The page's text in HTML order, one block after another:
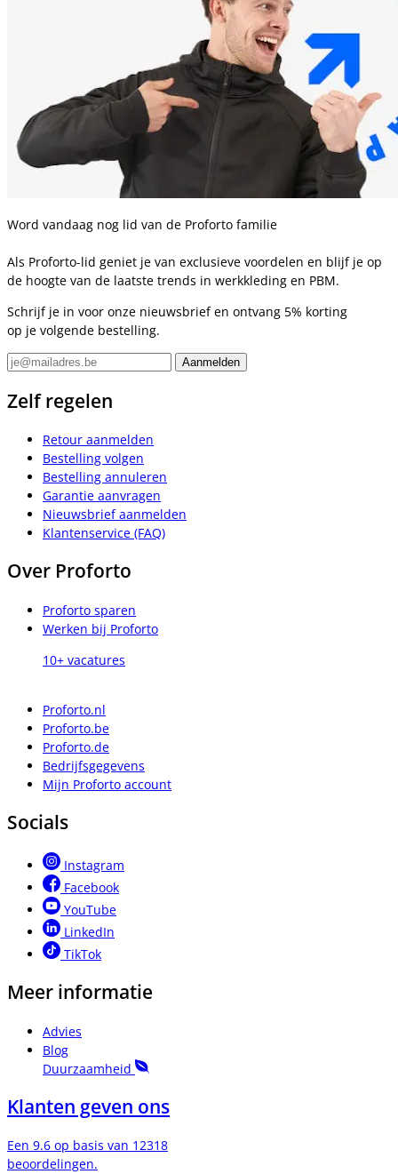
Word vandaag nog lid van de Proforto familie
Als Proforto-lid geniet je van exclusieve voordelen en blijf je op
de hoogte van de laatste trends in werkkleding en PBM.
Schrijf je in voor onze nieuwsbrief en ontvang 5% korting
op je volgende bestelling.
Zelf regelen
Retour aanmelden
Bestelling volgen
Bestelling annuleren
Garantie aanvragen
Nieuwsbrief aanmelden
Klantenservice (FAQ)
Over Proforto
Proforto sparen
Werken bij Proforto
10+ vacatures
Proforto.nl
Proforto.be
Proforto.de
Bedrijfsgegevens
Mijn Proforto account
Socials
Instagram
Facebook
YouTube
LinkedIn
TikTok
Meer informatie
Advies
Blog
Duurzaamheid
Klanten geven ons
Een 9.6 op basis van 12318
beoordelingen.